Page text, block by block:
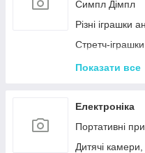
Художні
Симпл Дімпл
Різні іграшки
Стретч-іграшки
Іграшки Pop it
Показати все
Електроніка
Портативні
Дитячі